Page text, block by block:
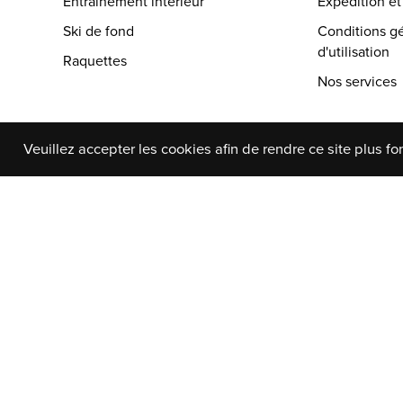
Ski de fond
Raquettes
Conditions
d'utilisation
Nos services
Veuillez accepter les cookies afin de rendre ce site plus